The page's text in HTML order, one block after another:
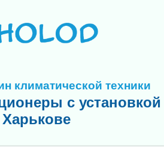
климатической техники
с установкой